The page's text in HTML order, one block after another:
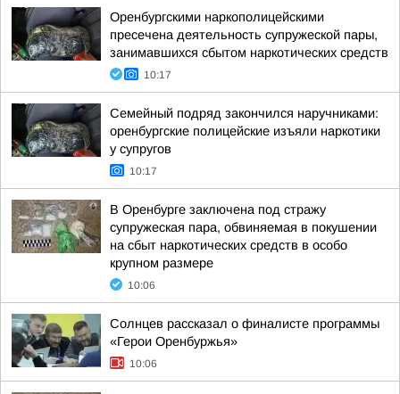
Оренбургскими наркополицейскими
пресечена деятельность супружеской пары,
занимавшихся сбытом наркотических средств
10:17
Семейный подряд закончился наручниками:
оренбургские полицейские изъяли наркотики
у супругов
10:17
В Оренбурге заключена под стражу
супружеская пара, обвиняемая в покушении
на сбыт наркотических средств в особо
крупном размере
10:06
Солнцев рассказал о финалисте программы
«Герои Оренбуржья»
10:06